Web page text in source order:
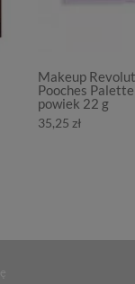
Makeup
Pooches
powiek 22 g
35,25 zł